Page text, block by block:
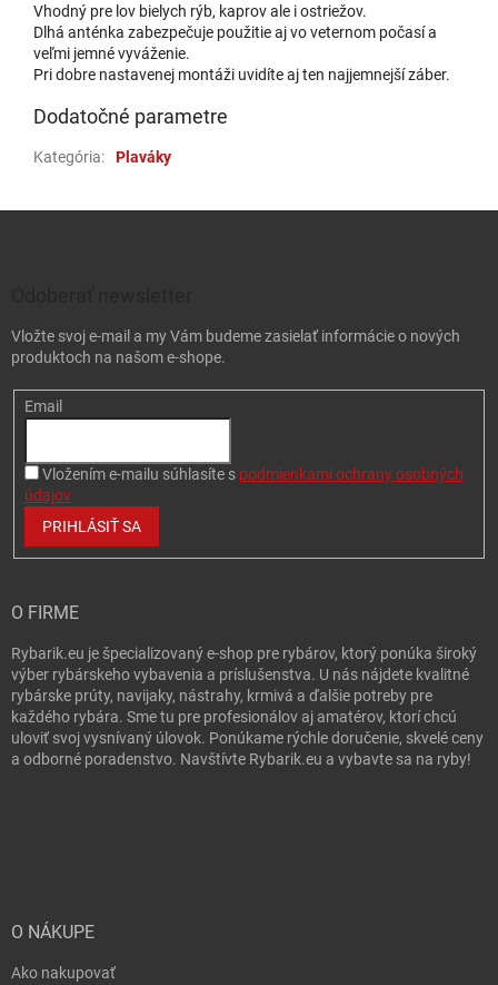
Vhodný pre lov bielych rýb, kaprov ale i ostriežov.
Dlhá anténka zabezpečuje použitie aj vo veternom počasí a
veľmi jemné vyváženie.
Pri dobre nastavenej montáži uvidíte aj ten najjemnejší záber.
Dodatočné parametre
Kategória: Plaváky
Vložte svoj e-mail a my Vám budeme zasielať informácie o nových
produktoch na našom e-shope.
Email
Vložením e-mailu súhlasíte s podmienkami ochrany osobných
údajov
PRIHLÁSIŤ SA
O FIRME
Rybarik.eu je špecializovaný e-shop pre rybárov, ktorý ponúka široký
výber rybárskeho vybavenia a príslušenstva. U nás nájdete kvalitné
rybárske prúty, navijaky, nástrahy, krmivá a ďalšie potreby pre
každého rybára. Sme tu pre profesionálov aj amatérov, ktorí chcú
uloviť svoj vysnívaný úlovok. Ponúkame rýchle doručenie, skvelé ceny
a odborné poradenstvo. Navštívte Rybarik.eu a vybavte sa na ryby!
O NÁKUPE
Ako nakupovať